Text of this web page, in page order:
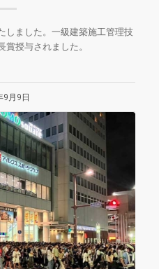
しました。一級建築施工管理技
授与されました。
9月9日